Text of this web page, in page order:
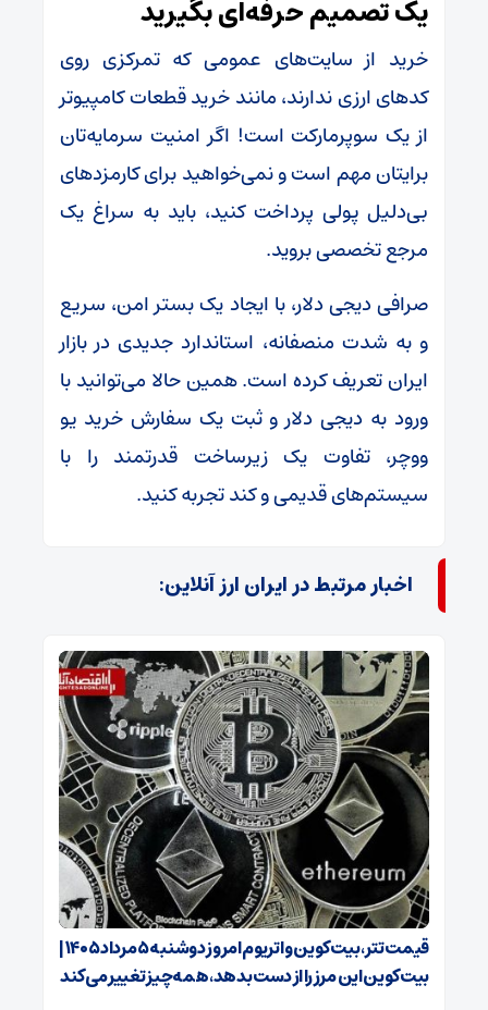
یک تصمیم حرفه‌ای بگیرید
خرید از سایت‌های عمومی که تمرکزی روی
کدهای ارزی ندارند، مانند خرید قطعات کامپیوتر
از یک سوپرمارکت است! اگر امنیت سرمایه‌تان
برایتان مهم است و نمی‌خواهید برای کارمزدهای
بی‌دلیل پولی پرداخت کنید، باید به سراغ یک
مرجع تخصصی بروید.
صرافی دیجی دلار، با ایجاد یک بستر امن، سریع
و به شدت منصفانه، استاندارد جدیدی در بازار
ایران تعریف کرده است. همین حالا می‌توانید با
ورود به دیجی دلار و ثبت یک سفارش خرید یو
ووچر، تفاوت یک زیرساخت قدرتمند را با
سیستم‌های قدیمی و کند تجربه کنید.
اخبار مرتبط در ایران ارز آنلاین:
قیمت تتر، بیت‌کوین و اتریوم امروز دوشنبه ۵ مرداد ۱۴۰۵ |
بیت‌کوین این مرز را از دست بدهد، همه‌چیز تغییر می‌کند